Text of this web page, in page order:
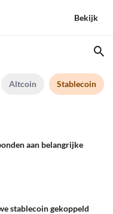
Bekijk
Altcoin Stablecoin
aan belangrijke
stablecoin gekoppeld